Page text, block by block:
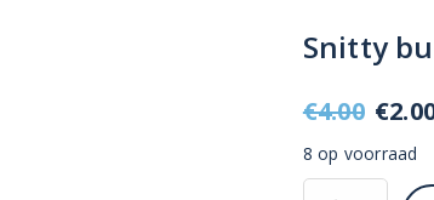
Snitty
€4.00
prijs
was:
€
8 op voorraad